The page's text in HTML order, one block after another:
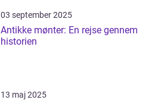
03 september 2025
Antikke mønter: En rejse gennem
historien
13 maj 2025